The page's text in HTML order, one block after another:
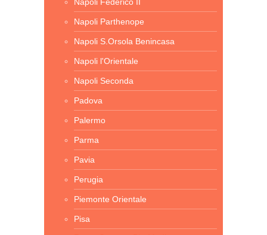
Napoli Parthenope
Napoli S.Orsola Benincasa
Napoli l'Orientale
Napoli Seconda
Padova
Palermo
Parma
Pavia
Perugia
Piemonte Orientale
Pisa